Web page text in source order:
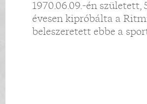
1970.06.09.-én
évesen kipróbálta a
beleszeretett ebbe a